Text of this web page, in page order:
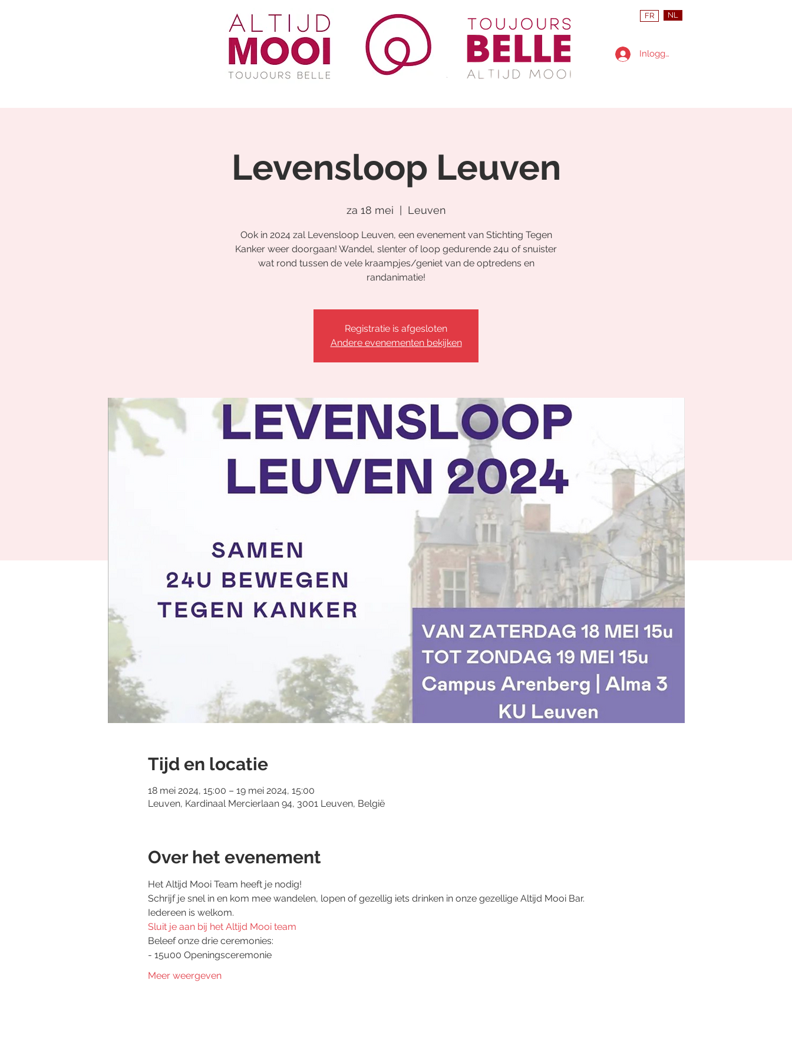
FR NL
Inloggen
Levensloop Leuven
za 18 mei Leuven
Ook in 2024 zal Levensloop Leuven, een evenement van Stichting Tegen
Kanker weer doorgaan! Wandel, slenter of loop gedurende 24u of snuister
wat rond tussen de vele kraampjes/geniet van de optredens en
randanimatie!
Registratie is afgesloten
Andere evenementen bekijken
Tijd en locatie
18 mei 2024, 15:00 – 19 mei 2024, 15:00
Leuven, Kardinaal Mercierlaan 94, 3001 Leuven, België
Over het evenement
Het Altijd Mooi Team heeft je nodig!
Schrijf je snel in en kom mee wandelen, lopen of gezellig iets drinken in onze gezellige Altijd Mooi Bar.
Iedereen is welkom.
Sluit je aan bij het Altijd Mooi team
Beleef onze drie ceremonies:
- 15u00 Openingsceremonie
Meer weergeven